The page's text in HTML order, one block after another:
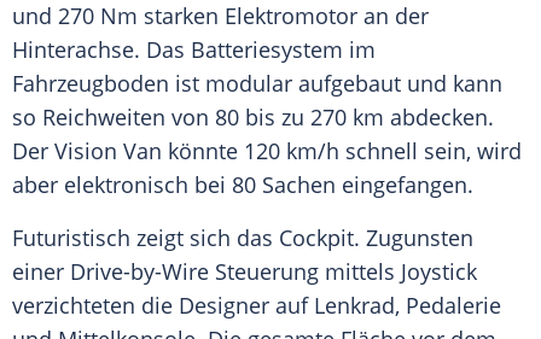
und 270 Nm starken Elektromotor an der
Hinterachse. Das Batteriesystem im
Fahrzeugboden ist modular aufgebaut und kann
so Reichweiten von 80 bis zu 270 km abdecken.
Der Vision Van könnte 120 km/h schnell sein, wird
aber elektronisch bei 80 Sachen eingefangen.
Futuristisch zeigt sich das Cockpit. Zugunsten
einer Drive-by-Wire Steuerung mittels Joystick
verzichteten die Designer auf Lenkrad, Pedalerie